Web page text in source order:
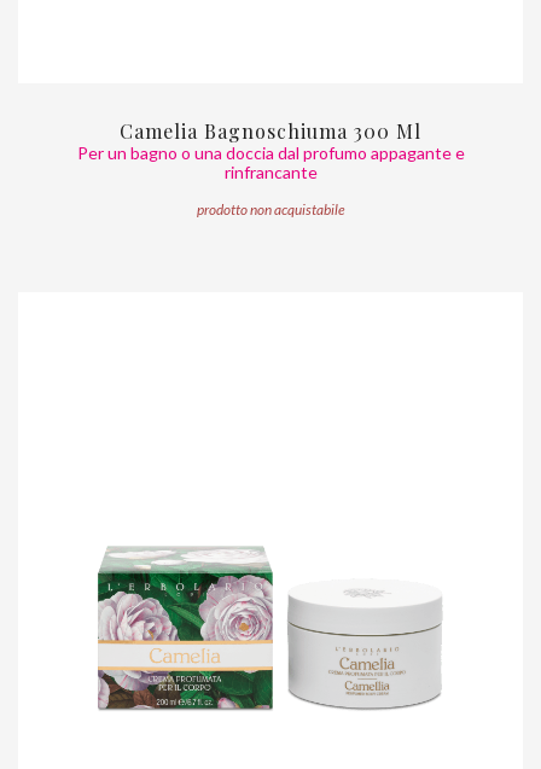
Camelia Bagnoschiuma 300 Ml
Per un bagno o una doccia dal profumo appagante e
rinfrancante
prodotto non acquistabile